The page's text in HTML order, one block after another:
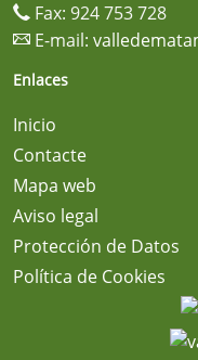
Fax: 924 753 728
E-mail:
Enlaces
Inicio
Contacte
Mapa web
Aviso legal
Protección de Datos
Política de Cookies